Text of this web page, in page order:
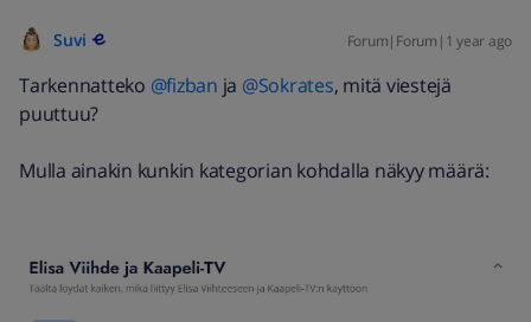
Suvi Forum|Forum|1 year ago
Tarkennatteko ​ @fizban ja ​ @Sokrates, mitä viestejä
puuttuu?
Mulla ainakin kunkin kategorian kohdalla näkyy määrä: